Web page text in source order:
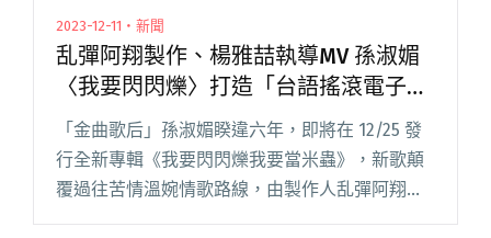
2023-12-11・新聞
乱彈阿翔製作、楊雅喆執導MV 孫淑媚
〈我要閃閃爍〉打造「台語搖滾電子弦
樂雜交風」
「金曲歌后」孫淑媚睽違六年，即將在 12/25 發
行全新專輯《我要閃閃爍我要當米蟲》，新歌顛
覆過往苦情溫婉情歌路線，由製作人乱彈阿翔量